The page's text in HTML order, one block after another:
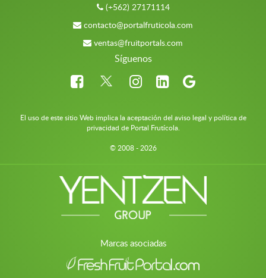
(+562) 27171114
contacto@portalfruticola.com
ventas@fruitportals.com
Síguenos
El uso de este sitio Web implica la aceptación del aviso legal y política de
privacidad de Portal Frutícola.
© 2008 - 2026
Marcas asociadas